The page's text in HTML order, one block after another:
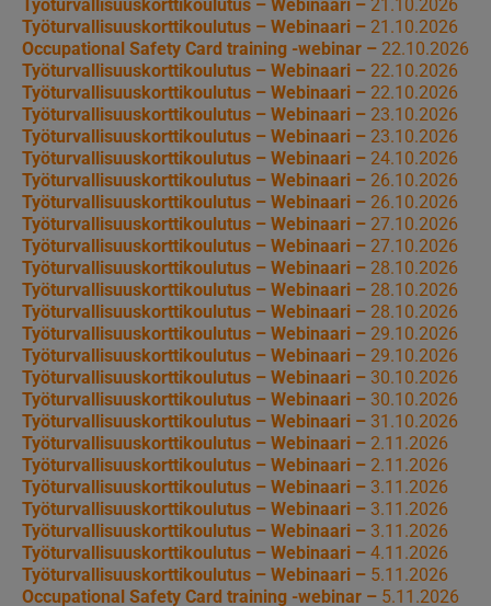
Työturvallisuuskorttikoulutus – Webinaari – 21.10.2026
Työturvallisuuskorttikoulutus – Webinaari – 21.10.2026
Occupational Safety Card training -webinar – 22.10.2026
Työturvallisuuskorttikoulutus – Webinaari – 22.10.2026
Työturvallisuuskorttikoulutus – Webinaari – 22.10.2026
Työturvallisuuskorttikoulutus – Webinaari – 23.10.2026
Työturvallisuuskorttikoulutus – Webinaari – 23.10.2026
Työturvallisuuskorttikoulutus – Webinaari – 24.10.2026
Työturvallisuuskorttikoulutus – Webinaari – 26.10.2026
Työturvallisuuskorttikoulutus – Webinaari – 26.10.2026
Työturvallisuuskorttikoulutus – Webinaari – 27.10.2026
Työturvallisuuskorttikoulutus – Webinaari – 27.10.2026
Työturvallisuuskorttikoulutus – Webinaari – 28.10.2026
Työturvallisuuskorttikoulutus – Webinaari – 28.10.2026
Työturvallisuuskorttikoulutus – Webinaari – 28.10.2026
Työturvallisuuskorttikoulutus – Webinaari – 29.10.2026
Työturvallisuuskorttikoulutus – Webinaari – 29.10.2026
Työturvallisuuskorttikoulutus – Webinaari – 30.10.2026
Työturvallisuuskorttikoulutus – Webinaari – 30.10.2026
Työturvallisuuskorttikoulutus – Webinaari – 31.10.2026
Työturvallisuuskorttikoulutus – Webinaari – 2.11.2026
Työturvallisuuskorttikoulutus – Webinaari – 2.11.2026
Työturvallisuuskorttikoulutus – Webinaari – 3.11.2026
Työturvallisuuskorttikoulutus – Webinaari – 3.11.2026
Työturvallisuuskorttikoulutus – Webinaari – 3.11.2026
Työturvallisuuskorttikoulutus – Webinaari – 4.11.2026
Työturvallisuuskorttikoulutus – Webinaari – 5.11.2026
Occupational Safety Card training -webinar – 5.11.2026